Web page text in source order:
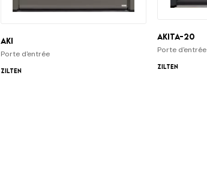
Aki
Porte d'entrée
Zilten
Akita-20
Porte d'entrée
Zilten